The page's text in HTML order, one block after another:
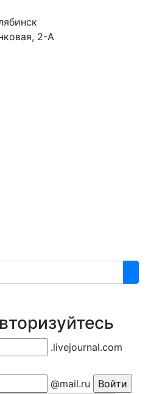
2-А
.livejournal.com
@mail.ru